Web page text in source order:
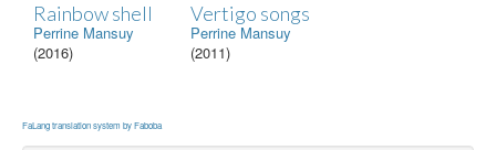
Rainbow shell
Perrine Mansuy
(2016)
Vertigo songs
Perrine Mansuy
(2011)
FaLang translation system by Faboba